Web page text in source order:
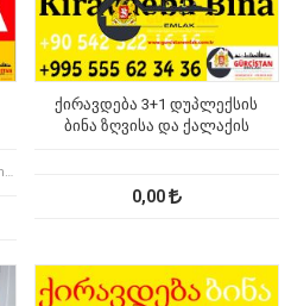
İstanbul / Beylikdüzü / Cumhuriyet mah.
ქირავდება 3+1 დუპლექსის
ბინა ზღვისა და ქალაქის
0,00